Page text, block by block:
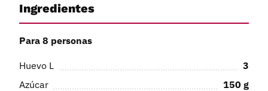
Ingredientes
Para 8 personas
Huevo L
3
Azúcar
150 g